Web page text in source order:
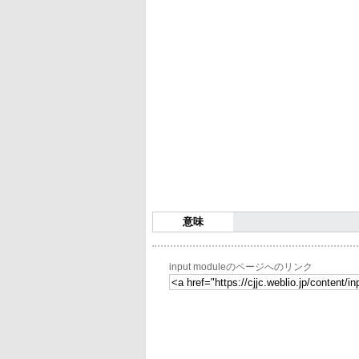
意味
input moduleのページへのリンク